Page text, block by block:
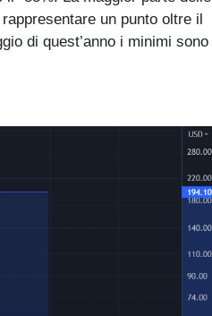
un punto oltre il
di quest’anno i minimi sono